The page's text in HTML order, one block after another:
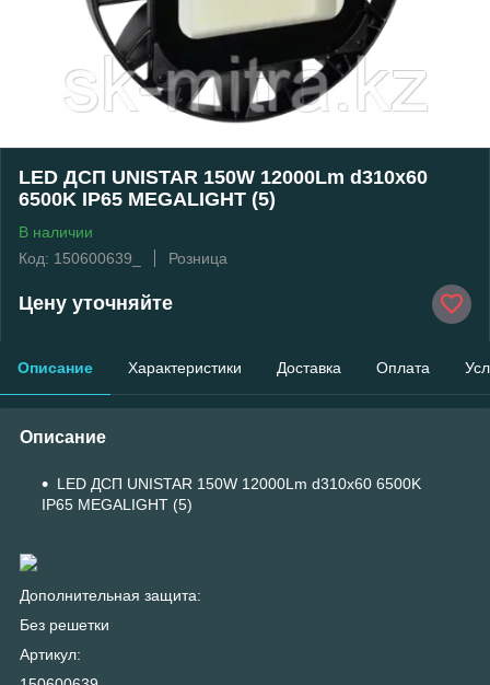
LED ДСП UNISTAR 150W 12000Lm d310x60
6500K IP65 MEGALIGHT (5)
В наличии
Код: 150600639_
Розница
Цену уточняйте
Описание Характеристики Доставка Оплата
Описание
LED ДСП UNISTAR 150W 12000Lm d310x60 6500K
IP65 MEGALIGHT (5)
Дополнительная защита:
Без решетки
Артикул: